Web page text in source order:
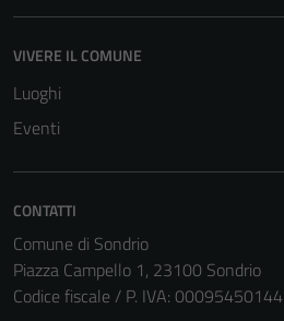
VIVERE IL COMUNE
Luoghi
Eventi
CONTATTI
Comune di Sondrio
Piazza Campello 1, 23100 Sondrio
Codice fiscale / P. IVA: 00095450144